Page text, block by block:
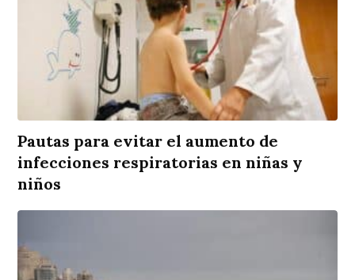
Pautas para evitar el aumento de
infecciones respiratorias en niñas y
niños